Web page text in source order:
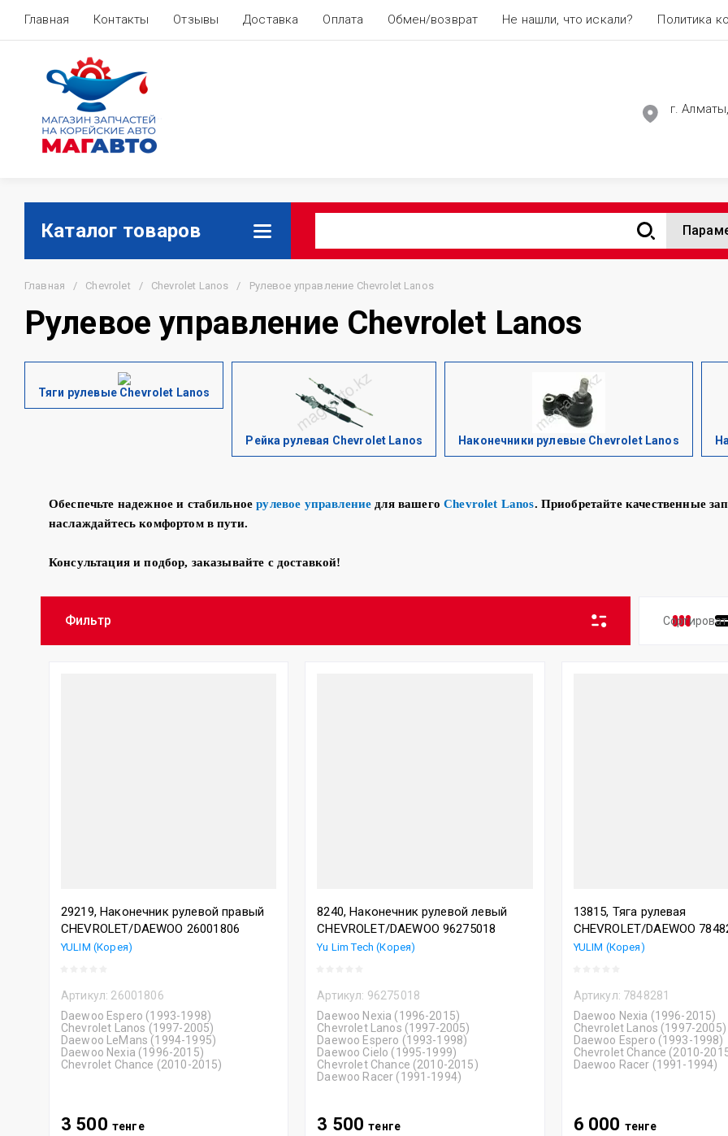
Главная Контакты Отзывы Доставка Оплата Обмен/возврат Не нашли, что искали? Политика
г.
Каталог товаров
Главная / Chevrolet / Chevrolet Lanos / Рулевое управление Chevrolet Lanos
Рулевое управление Chevrolet Lanos
Тяги рулевые Chevrolet Lanos
Рейка рулевая Chevrolet Lanos Наконечники рулевые Chevrolet Lanos
Обеспечьте надежное и стабильноерулевое управление для вашегоChevrolet Lanos. Приобретайте качественные
наслаждайтесь комфортом в пути.
Консультация и подбор, заказывайте с доставкой!
Фильтр
29219, Наконечник рулевой правый
CHEVROLET/DAEWOO 26001806
YULIM (Корея)
Артикул: 26001806
Daewoo Espero (1993-1998)
Chevrolet Lanos (1997-2005)
Daewoo LeMans (1994-1995)
Daewoo Nexia (1996-2015)
Chevrolet Chance (2010-2015)
3 500 тенге
8240, Наконечник рулевой левый
CHEVROLET/DAEWOO 96275018
Yu Lim Tech (Корея)
Артикул: 96275018
Daewoo Nexia (1996-2015)
Chevrolet Lanos (1997-2005)
Daewoo Espero (1993-1998)
Daewoo Cielo (1995-1999)
Chevrolet Chance (2010-2015)
Daewoo Racer (1991-1994)
3 500 тенге
13815, Тяга рулевая
CHEVROLET/DAEWOO
YULIM (Корея)
Артикул: 7848281
Daewoo Nexia (1996-2015)
Chevrolet Lanos (1997-2005)
Daewoo Espero (1993-1998)
Chevrolet Chance (2010-
Daewoo Racer (1991-1994)
6 000 тенге